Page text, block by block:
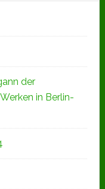
der
in Berlin-